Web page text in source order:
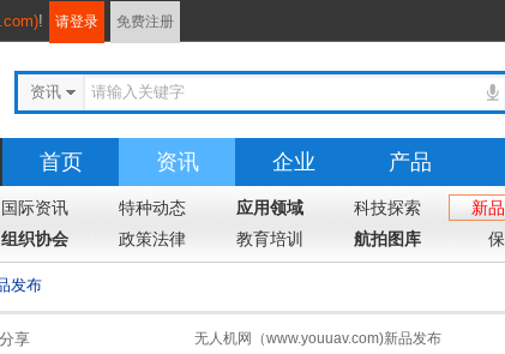
! 请登录 免费注册
资讯
首页 资讯 企业 产品
国际资讯 特种动态 应用领域 科技探索 新
组织协会 政策法律 教育培训 航拍图库
发布
分享 无人机网（www.youuav.com)新品发布